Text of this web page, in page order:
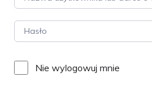
Nie wylogowuj mnie